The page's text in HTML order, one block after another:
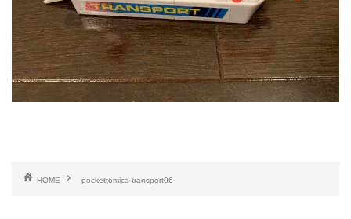
HOME pockettomica-transport06